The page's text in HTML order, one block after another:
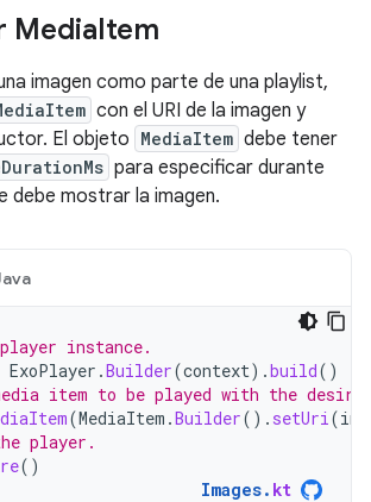
MediaItem
imagen como parte de una playlist,
con el URI de la imagen y
El objeto MediaItem debe tener
para especificar durante
debe mostrar la imagen.
instance.
ExoPlayer .Builder(context).build()
item to be played with the
(MediaItem .Builder(). setUri(
player.
()
Images. kt